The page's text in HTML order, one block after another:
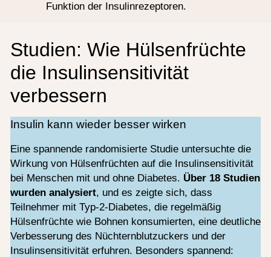
Funktion der Insulinrezeptoren.
Studien: Wie Hülsenfrüchte
die Insulinsensitivität
verbessern
Insulin kann wieder besser wirken
Eine spannende randomisierte Studie untersuchte die
Wirkung von Hülsenfrüchten auf die Insulinsensitivität
bei Menschen mit und ohne Diabetes. Über 18 Studien
wurden analysiert, und es zeigte sich, dass
Teilnehmer mit Typ-2-Diabetes, die regelmäßig
Hülsenfrüchte wie Bohnen konsumierten, eine deutliche
Verbesserung des Nüchternblutzuckers und der
Insulinsensitivität erfuhren. Besonders spannend: